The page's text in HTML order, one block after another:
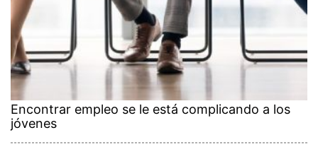
Encontrar empleo se le está complicando a los
jóvenes